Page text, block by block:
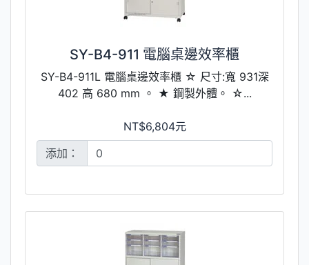
SY-B4-911 電腦桌邊效率櫃
SY-B4-911L 電腦桌邊效率櫃 ☆ 尺寸:寬 931深
402 高 680 mm 。 ★ 鋼製外體。 ☆...
NT$6,804元
添加：